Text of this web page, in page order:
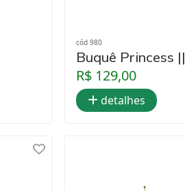
cód 980
Buquê Princess ||
R$ 129,00
detalhes